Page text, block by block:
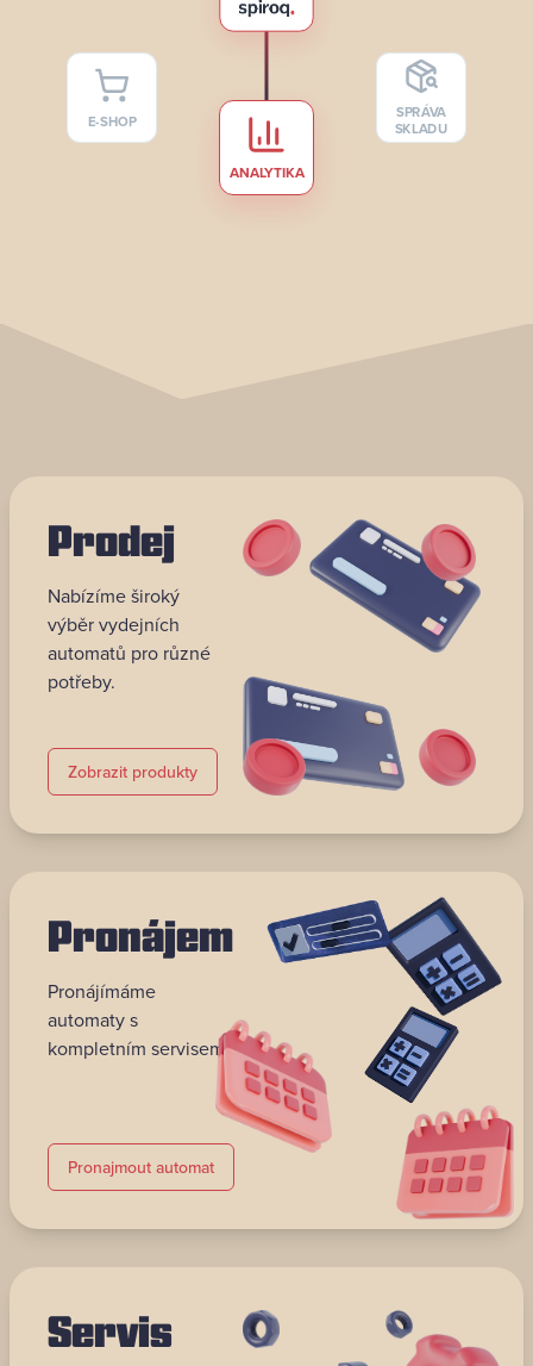
E-SHOP
ANALYTIKA
SPRÁVA
SKLADU
Prodej
Nabízíme široký
výběr vydejních
automatů pro různé
potřeby.
Zobrazit produkty
Pronájem
Pronájímáme
automaty s
kompletním servisem.
Pronajmout automat
Servis